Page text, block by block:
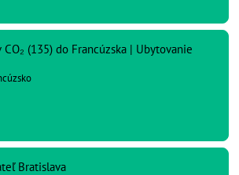
(135) do Francúzska | Ubytovanie
Bratislava